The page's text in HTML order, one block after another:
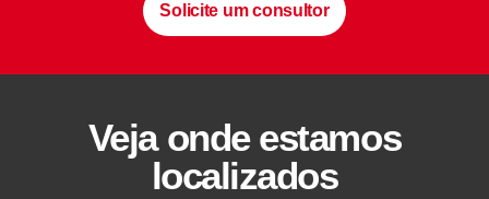
Solicite um consultor
Veja onde estamos
localizados